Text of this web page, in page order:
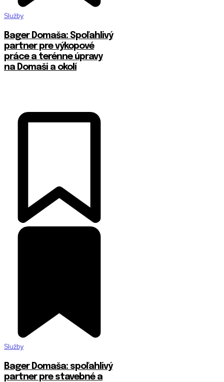
Služby
Bager Domaša: Spoľahlivý
partner pre výkopové
práce a terénne úpravy
na Domaši a okolí
Služby
Bager Domaša: spoľahlivý
partner pre stavebné a